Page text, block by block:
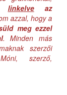
linkelveaz
azzal, hogy a
meg ezzel
. Minden más
szerzői
szerző,